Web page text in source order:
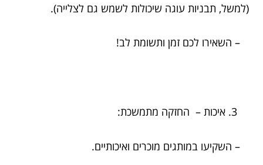
(למשל, תבניות עוגה שיכולות לשמש גם לצלייה).
– השאירו לכם זמן ותשומת לב!
איכות – החזקה מתמשכת:
– השקיעו במותגים מוכרים ואיכותיים.